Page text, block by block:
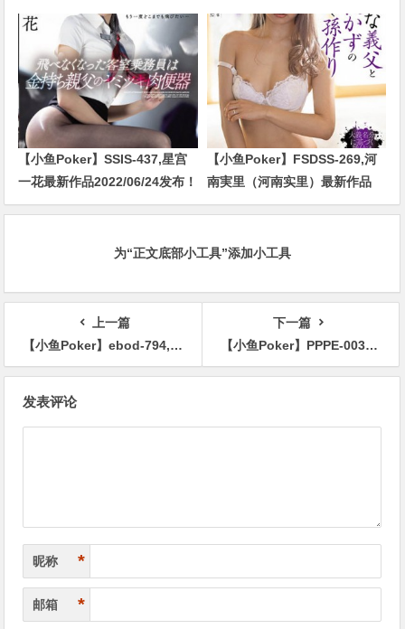
介绍……
品2024/01/02发布！
【小鱼Poker】SSIS-437,星宫
一花最新作品2022/06/24发布！
【小鱼Poker】FSDSS-269,河
南実里（河南实里）最新作品
2021-08-26发布！
为“正文底部小工具”添加小工具
上一篇
【小鱼Poker】ebod-794,凪沙ゆきの、稲场るか最新合演作品发布！
下一篇
【小鱼Poker】PPPE-003,东あかり(东明里，Azuma-Akari)最新作品2022/02/15发布！
发表评论
昵称 *
邮箱 *